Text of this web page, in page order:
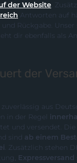
der Website.
Antworten auf
Rückgabe.
dir ebenfalls als
der
aus
in der Regel
und versendet.
sind ab einem
. Zusätzlich stehen
Expressversand